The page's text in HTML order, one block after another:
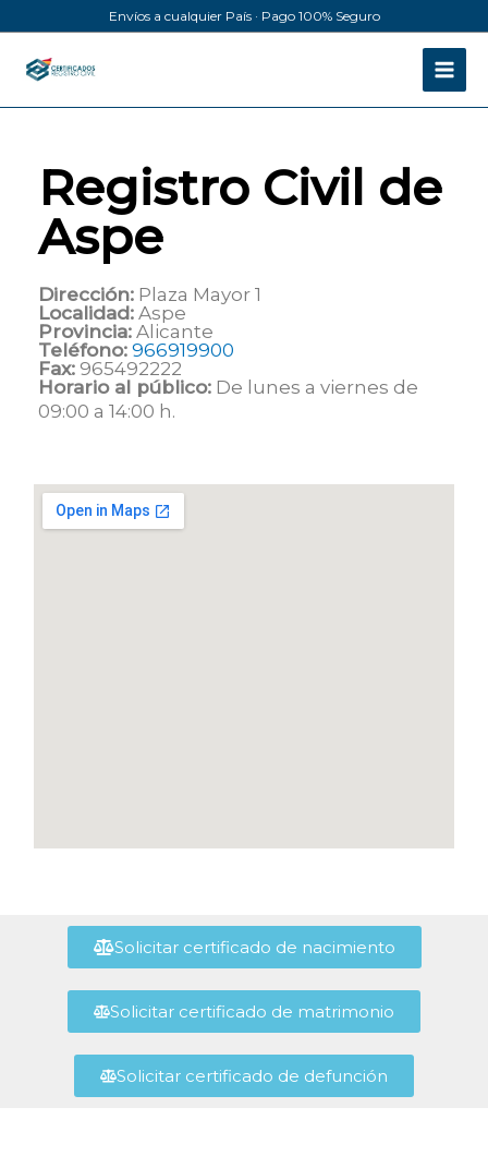
al
contenido
Envíos a cualquier País · Pago 100% Seguro
Registro Civil de
Aspe
Dirección: Plaza Mayor 1
Localidad: Aspe
Provincia: Alicante
Teléfono: 966919900
Fax: 965492222
Horario al público: De lunes a viernes de
09:00 a 14:00 h.
Solicitar certificado de nacimiento
Solicitar certificado de matrimonio
Solicitar certificado de defunción